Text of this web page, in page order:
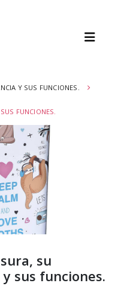
Y SUS FUNCIONES.
FUNCIONES.
su
sus funciones.